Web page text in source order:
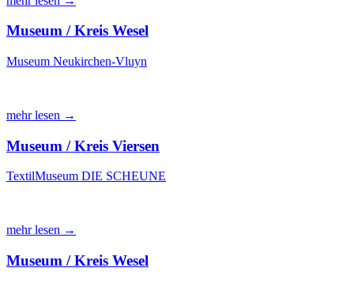
Museum / Kreis Wesel
Museum Neukirchen-Vluyn
mehr lesen →
Museum / Kreis Viersen
TextilMuseum DIE SCHEUNE
mehr lesen →
Museum / Kreis Wesel